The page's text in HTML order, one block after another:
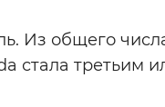
Из общего
стала третьим